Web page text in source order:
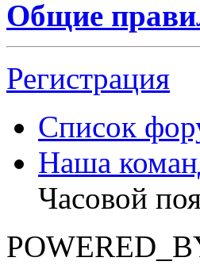
Общие
Регистрация
Список
Наша
Часовой